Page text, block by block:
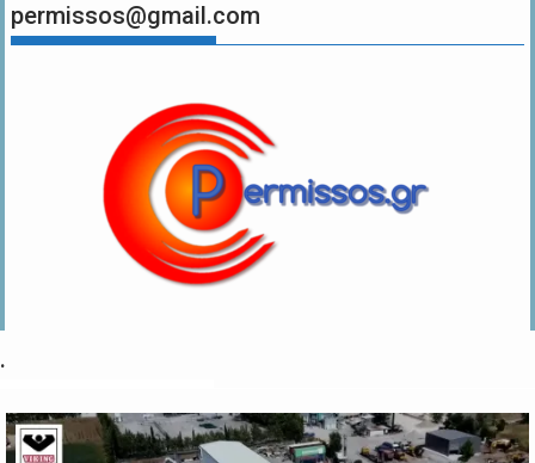
permissos@gmail.com
.